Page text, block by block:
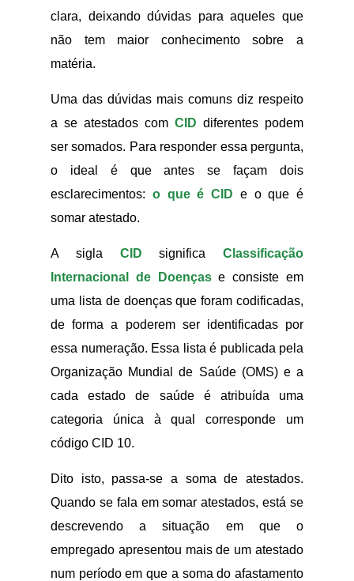
clara, deixando dúvidas para aqueles que
não tem maior conhecimento sobre a
matéria.
Uma das dúvidas mais comuns diz respeito
a se atestados com CID diferentes podem
ser somados. Para responder essa pergunta,
o ideal é que antes se façam dois
esclarecimentos: o que é CID e o que é
somar atestado.
A sigla CID significa Classificação
Internacional de Doençase consiste em
uma lista de doenças que foram codificadas,
de forma a poderem ser identificadas por
essa numeração. Essa lista é publicada pela
Organização Mundial de Saúde (OMS) e a
cada estado de saúde é atribuída uma
categoria única à qual corresponde um
código CID 10.
Dito isto, passa-se a soma de atestados.
Quando se fala em somar atestados, está se
descrevendo a situação em que o
empregado apresentou mais de um atestado
num período em que a soma do afastamento